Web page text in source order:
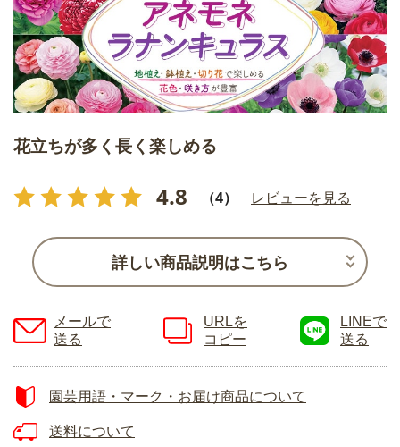
花立ちが多く長く楽しめる
4.8 （4） レビューを見る
詳しい商品説明はこちら
メールで
送る
URLを
コピー
LINEで
送る
園芸用語・マーク・お届け商品について
送料について